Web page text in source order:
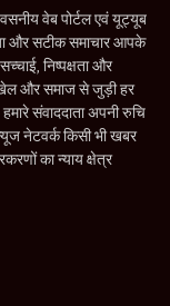
वेब पोर्टल एवं यूट्यूब
और सटीक समाचार आपके
निष्पक्षता और
खेल और समाज से जुड़ी हर
संवाददाता अपनी रुचि
नेटवर्क किसी भी खबर
का न्याय क्षेत्र